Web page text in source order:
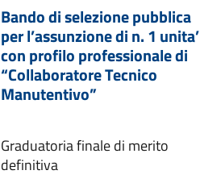
Bando di selezione pubblica
per l’assunzione di n. 1 unita’
con profilo professionale di
“Collaboratore Tecnico
Manutentivo”
Graduatoria finale di merito
definitiva